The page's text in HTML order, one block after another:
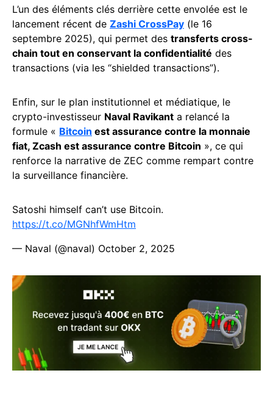
L’un des éléments clés derrière cette envolée est le
lancement récent de Zashi CrossPay (le 16
septembre 2025), qui permet des transferts cross-
chain tout en conservant la confidentialité des
transactions (via les “shielded transactions”).
Enfin, sur le plan institutionnel et médiatique, le
crypto-investisseur Naval Ravikant a relancé la
formule « Bitcoin est assurance contre la monnaie
fiat, Zcash est assurance contre Bitcoin », ce qui
renforce la narrative de ZEC comme rempart contre
la surveillance financière.
Satoshi himself can’t use Bitcoin.
https://t.co/MGNhfWmHtm
— Naval (@naval) October 2, 2025